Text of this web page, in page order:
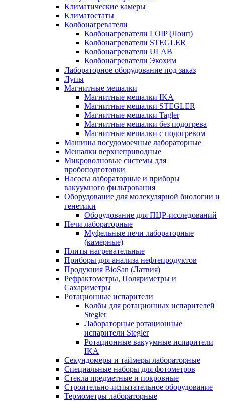
Климатические камеры
Климатостаты
Колбонагреватели
Колбонагреватели LOIP (Лоип)
Колбонагреватели STEGLER
Колбонагреватели ULAB
Колбонагреватели Экохим
Лабораторное оборудование под заказ
Лупы
Магнитные мешалки
Магнитные мешалки IKA
Магнитные мешалки STEGLER
Магнитные мешалки Tagler
Магнитные мешалки без подогрева
Магнитные мешалки с подогревом
Машины посудомоечные лабораторные
Мешалки верхнеприводные
Микроволновые системы для
пробоподготовки
Насосы лабораторные и приборы
вакуумного фильтрования
Оборудование для молекулярной биологии и
генетики
Оборудование для ПЦР-исследований
Печи лабораторные
Муфельные печи лабораторные
(камерные)
Плиты нагревательные
Приборы для анализа нефтепродуктов
Продукция BioSan (Латвия)
Рефрактометры, Поляриметры и
Сахариметры
Ротационные испарители
Колбы для ротационных испарителей
Stegler
Лабораторные ротационные
испарители Stegler
Ротационные вакуумные испарители
IKA
Секундомеры и таймеры лабораторные
Специальные наборы для фотометров
Стекла предметные и покровные
Строительно-испытательное оборудование
Термометры лабораторные